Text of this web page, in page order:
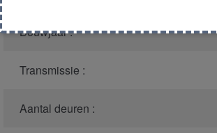
Bouwjaar :
Transmissie :
Aantal deuren :